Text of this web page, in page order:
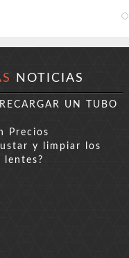
NOTICIAS
UN TUBO
Precios
y limpiar los
lentes?